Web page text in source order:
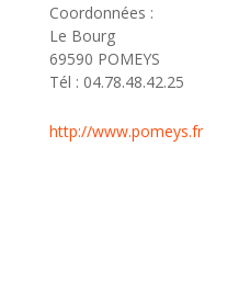
Coordonnées :
Le Bourg
69590 POMEYS
Tél : 04.78.48.42.25
http://www.pomeys.fr